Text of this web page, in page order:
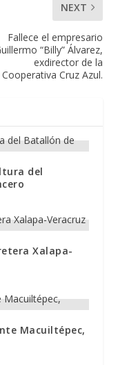
NEXT
Fallece el empresario
“Billy” Álvarez,
exdirector de la
Cooperativa Cruz Azul.
del
Xalapa-
Macuiltépec,